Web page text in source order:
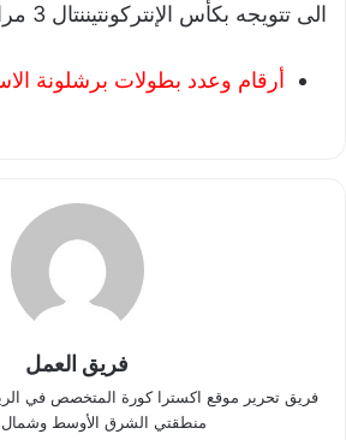
الى تتويجه بكأس الإنتركونتيننتال 3 مرات.
أرقام وعدد بطولات برشلونة
فريق العمل
فريق تحرير موقع اكسترا كورة المتخصص في
منطقتي الشرق الأوسط وشمال